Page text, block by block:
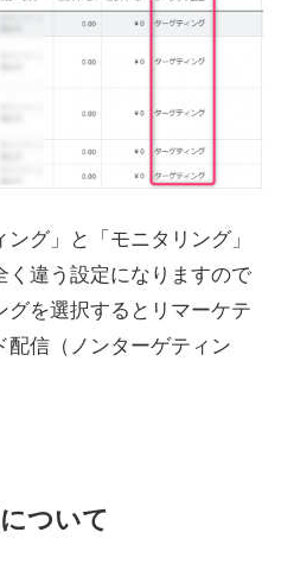
グ」と「モニタリング」
違う設定になりますので
を選択するとリマーケテ
配信（ノンターゲティン
ついて